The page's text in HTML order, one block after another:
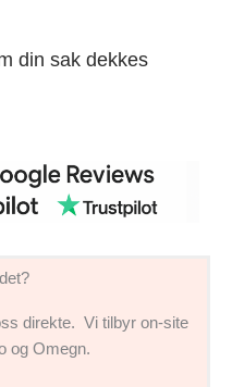
din sak dekkes
direkte. Vi tilbyr on-site
og Omegn.